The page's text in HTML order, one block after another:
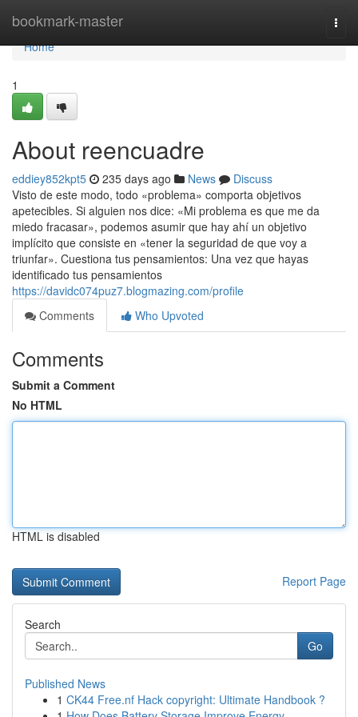
bookmark-master
Home
Home
1
About reencuadre
eddiey852kpt5 235 days ago News
Discuss
Visto de este modo, todo «problema» comporta objetivos
apetecibles. Si alguien nos dice: «Mi problema es que me da
miedo fracasar», podemos asumir que hay ahí un objetivo
implícito que consiste en «tener la seguridad de que voy a
triunfar». Cuestiona tus pensamientos: Una vez que hayas
identificado tus pensamientos
https://davidc074puz7.blogmazing.com/profile
Comments
Who Upvoted
Comments
Submit a Comment
No HTML
HTML is disabled
Report Page
Search
Go
Published News
1 CK44 Free.nf Hack copyright: Ultimate Handbook ?